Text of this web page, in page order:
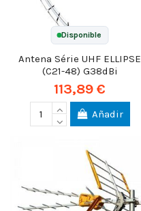
Disponible
Antena Série UHF ELLIPSE
(C21-48) G38dBi
113,89 €
Añadir